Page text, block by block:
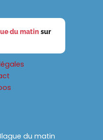
du matin sur
du matin